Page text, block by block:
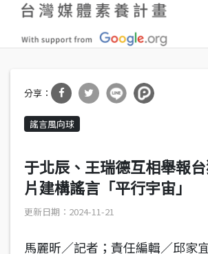
Jump to Navigation
Jump to Main content
謠言風向球
分享
到Fa
ok
分享
到T
于北辰、王瑞德互相舉報
片建構謠言「平行宇宙」
2024-11-21
馬麗昕／記者；責任編輯／邱家